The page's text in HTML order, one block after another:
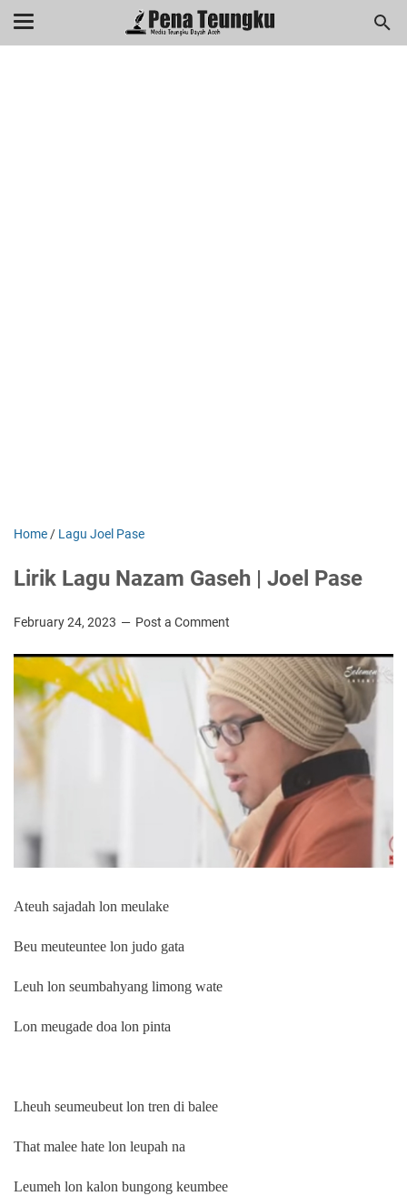
menuj
Home / Lagu Joel Pase
Lirik Lagu Nazam Gaseh | Joel Pase
February 24, 2023 Post a Comment
Ateuh sajadah lon meulake
Beu meuteuntee lon judo gata
Leuh lon seumbahyang limong wate
Lon meugade doa lon pinta
Lheuh seumeubeut lon tren di balee
That malee hate lon leupah na
Leumeh lon kalon bungong keumbee